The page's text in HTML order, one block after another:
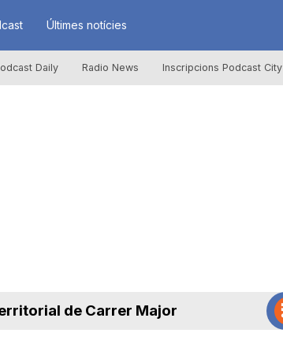
Últimes notícies
Daily Radio News Inscripcions Podcast City
de Carrer Major